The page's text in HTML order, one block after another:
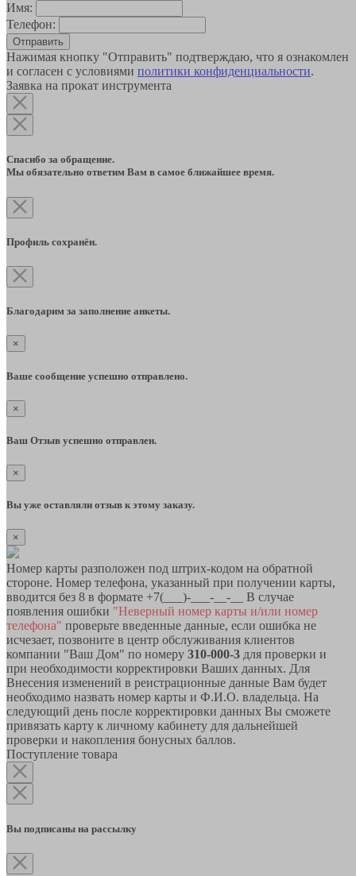
Имя:
Телефон:
Отправить
Нажимая кнопку "Отправить" подтверждаю, что я ознакомлен
и согласен с условиями политики конфиденциальности.
Заявка на прокат инструмента
Спасибо за обращение.
Мы обязательно ответим Вам в самое ближайшее время.
Профиль сохранён.
Благодарим за заполнение анкеты.
×
Ваше сообщение успешно отправлено.
×
Ваш Отзыв успешно отправлен.
×
Вы уже оставляли отзыв к этому заказу.
×
Номер карты разположен под штрих-кодом на обратной
стороне. Номер телефона, указанный при получении карты,
вводится без 8 в формате +7(___)-___-__-__ В случае
появления ошибки "Неверный номер карты и/или номер
телефона" проверьте введенные данные, если ошибка не
исчезает, позвоните в центр обслуживания клиентов
компании "Ваш Дом" по номеру 310-000-3 для проверки и
при необходимости корректировки Ваших данных. Для
Внесения изменений в реистрационные данные Вам будет
необходимо назвать номер карты и Ф.И.О. владельца. На
следующий день после корректировки данных Вы сможете
привязать карту к личному кабинету для дальнейшей
проверки и накопления бонусных баллов.
Поступление товара
Вы подписаны на рассылку